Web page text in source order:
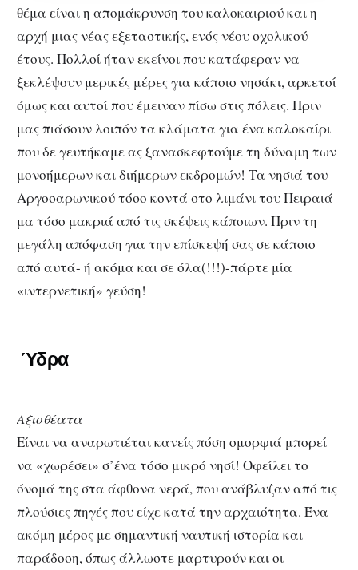
θέμα είναι η απομάκρυνση του καλοκαιριού και η
αρχή μιας νέας εξεταστικής, ενός νέου σχολικού
έτους. Πολλοί ήταν εκείνοι που κατάφεραν να
ξεκλέψουν μερικές μέρες για κάποιο νησάκι, αρκετοί
όμως και αυτοί που έμειναν πίσω στις πόλεις. Πριν
μας πιάσουν λοιπόν τα κλάματα για ένα καλοκαίρι
που δε γευτήκαμε ας ξανασκεφτούμε τη δύναμη των
μονοήμερων και διήμερων εκδρομών! Τα νησιά του
Αργοσαρωνικού τόσο κοντά στο λιμάνι του Πειραιά
μα τόσο μακριά από τις σκέψεις κάποιων. Πριν τη
μεγάλη απόφαση για την επίσκεψή σας σε κάποιο
από αυτά- ή ακόμα και σε όλα(!!!)-πάρτε μία
«ιντερνετική» γεύση!
Ύδρα
Αξιοθέατα
Είναι να αναρωτιέται κανείς πόση ομορφιά μπορεί
να «χωρέσει» σ’ένα τόσο μικρό νησί! Οφείλει το
όνομά της στα άφθονα νερά, που ανάβλυζαν από τις
πλούσιες πηγές που είχε κατά την αρχαιότητα. Ένα
ακόμη μέρος με σημαντική ναυτική ιστορία και
παράδοση, όπως άλλωστε μαρτυρούν και οι